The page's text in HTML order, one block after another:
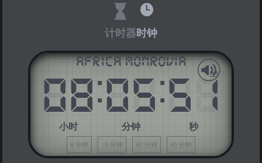
计时器时钟
Africa Monrovia
08
小时
:05
分钟
:51
秒
AMPM
5 分钟 10 分钟 20 分钟 30 分钟